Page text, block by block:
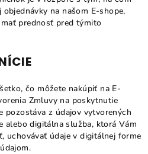
na našom E-shope,
prednosť pred týmito
čo môžete nakúpiť na E-
Zmluvy na poskytnutie
pozostáva z údajov vytvorených
alebo digitálna služba, ktorá Vám
uchovávať údaje v digitálnej forme